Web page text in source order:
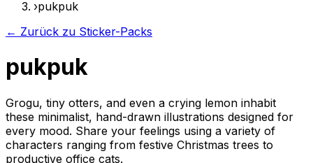
›pukpuk
← Zurück zu Sticker-Packs
pukpuk
Grogu, tiny otters, and even a crying lemon inhabit
these minimalist, hand-drawn illustrations designed for
every mood. Share your feelings using a variety of
characters ranging from festive Christmas trees to
productive office cats.